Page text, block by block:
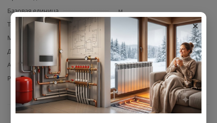
Базовая единица
м
Толщина стенки
Материал изготовления
полипропилен
Диаметр
20
Армирование
стекловолокно
PN
×